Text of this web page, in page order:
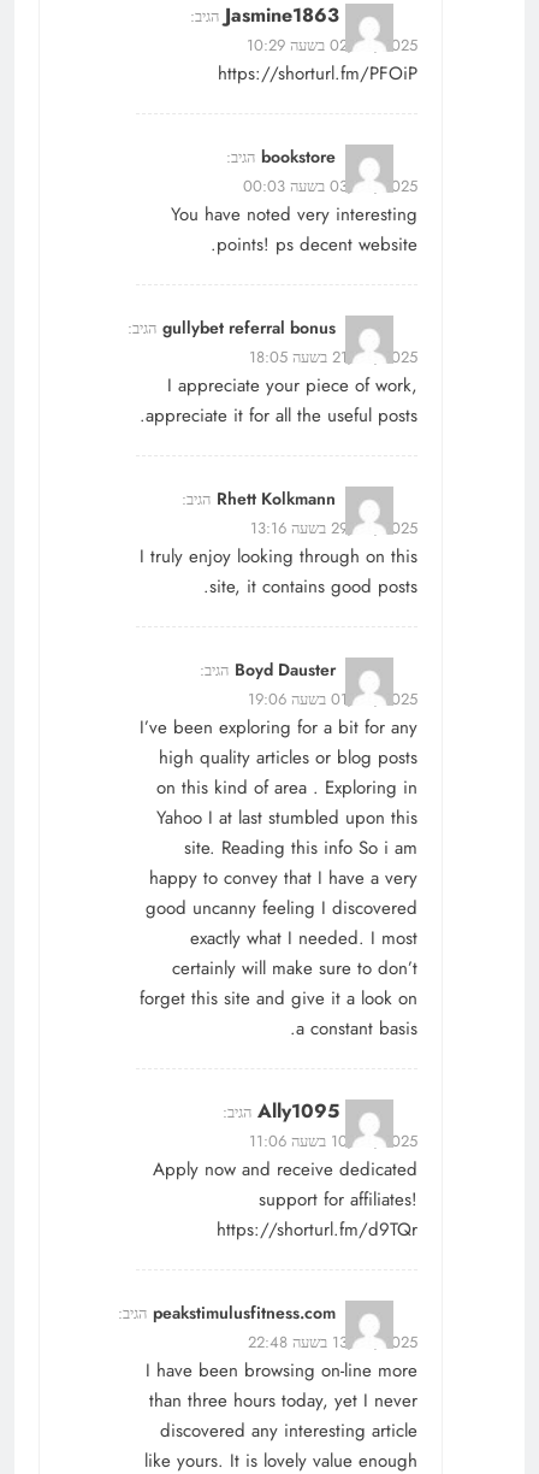
Jasmine1863 הגיב:
02/06/2025 בשעה 10:29
https://shorturl.fm/PFOiP
bookstore הגיב:
03/06/2025 בשעה 00:03
You have noted very interesting
points! ps decent website.
gullybet referral bonus הגיב:
21/06/2025 בשעה 18:05
I appreciate your piece of work,
appreciate it for all the useful posts.
Rhett Kolkmann הגיב:
29/06/2025 בשעה 13:16
I truly enjoy looking through on this
site, it contains good posts.
Boyd Dauster הגיב:
01/07/2025 בשעה 19:06
I’ve been exploring for a bit for any
high quality articles or blog posts
on this kind of area . Exploring in
Yahoo I at last stumbled upon this
site. Reading this info So i am
happy to convey that I have a very
good uncanny feeling I discovered
exactly what I needed. I most
certainly will make sure to don’t
forget this site and give it a look on
a constant basis.
Ally1095 הגיב:
10/07/2025 בשעה 11:06
Apply now and receive dedicated
support for affiliates!
https://shorturl.fm/d9TQr
peakstimulusfitness.com הגיב:
13/07/2025 בשעה 22:48
I have been browsing on-line more
than three hours today, yet I never
discovered any interesting article
like yours. It is lovely value enough